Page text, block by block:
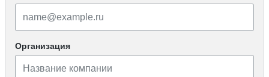
Организация